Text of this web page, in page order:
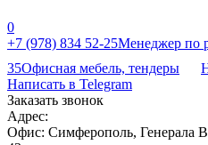
0
+7 (978) 834 52-25Менеджер по
35Офисная мебель, тендеры
Написать в Telegram
Заказать звонок
Адрес:
Офис: Симферополь, Генерала